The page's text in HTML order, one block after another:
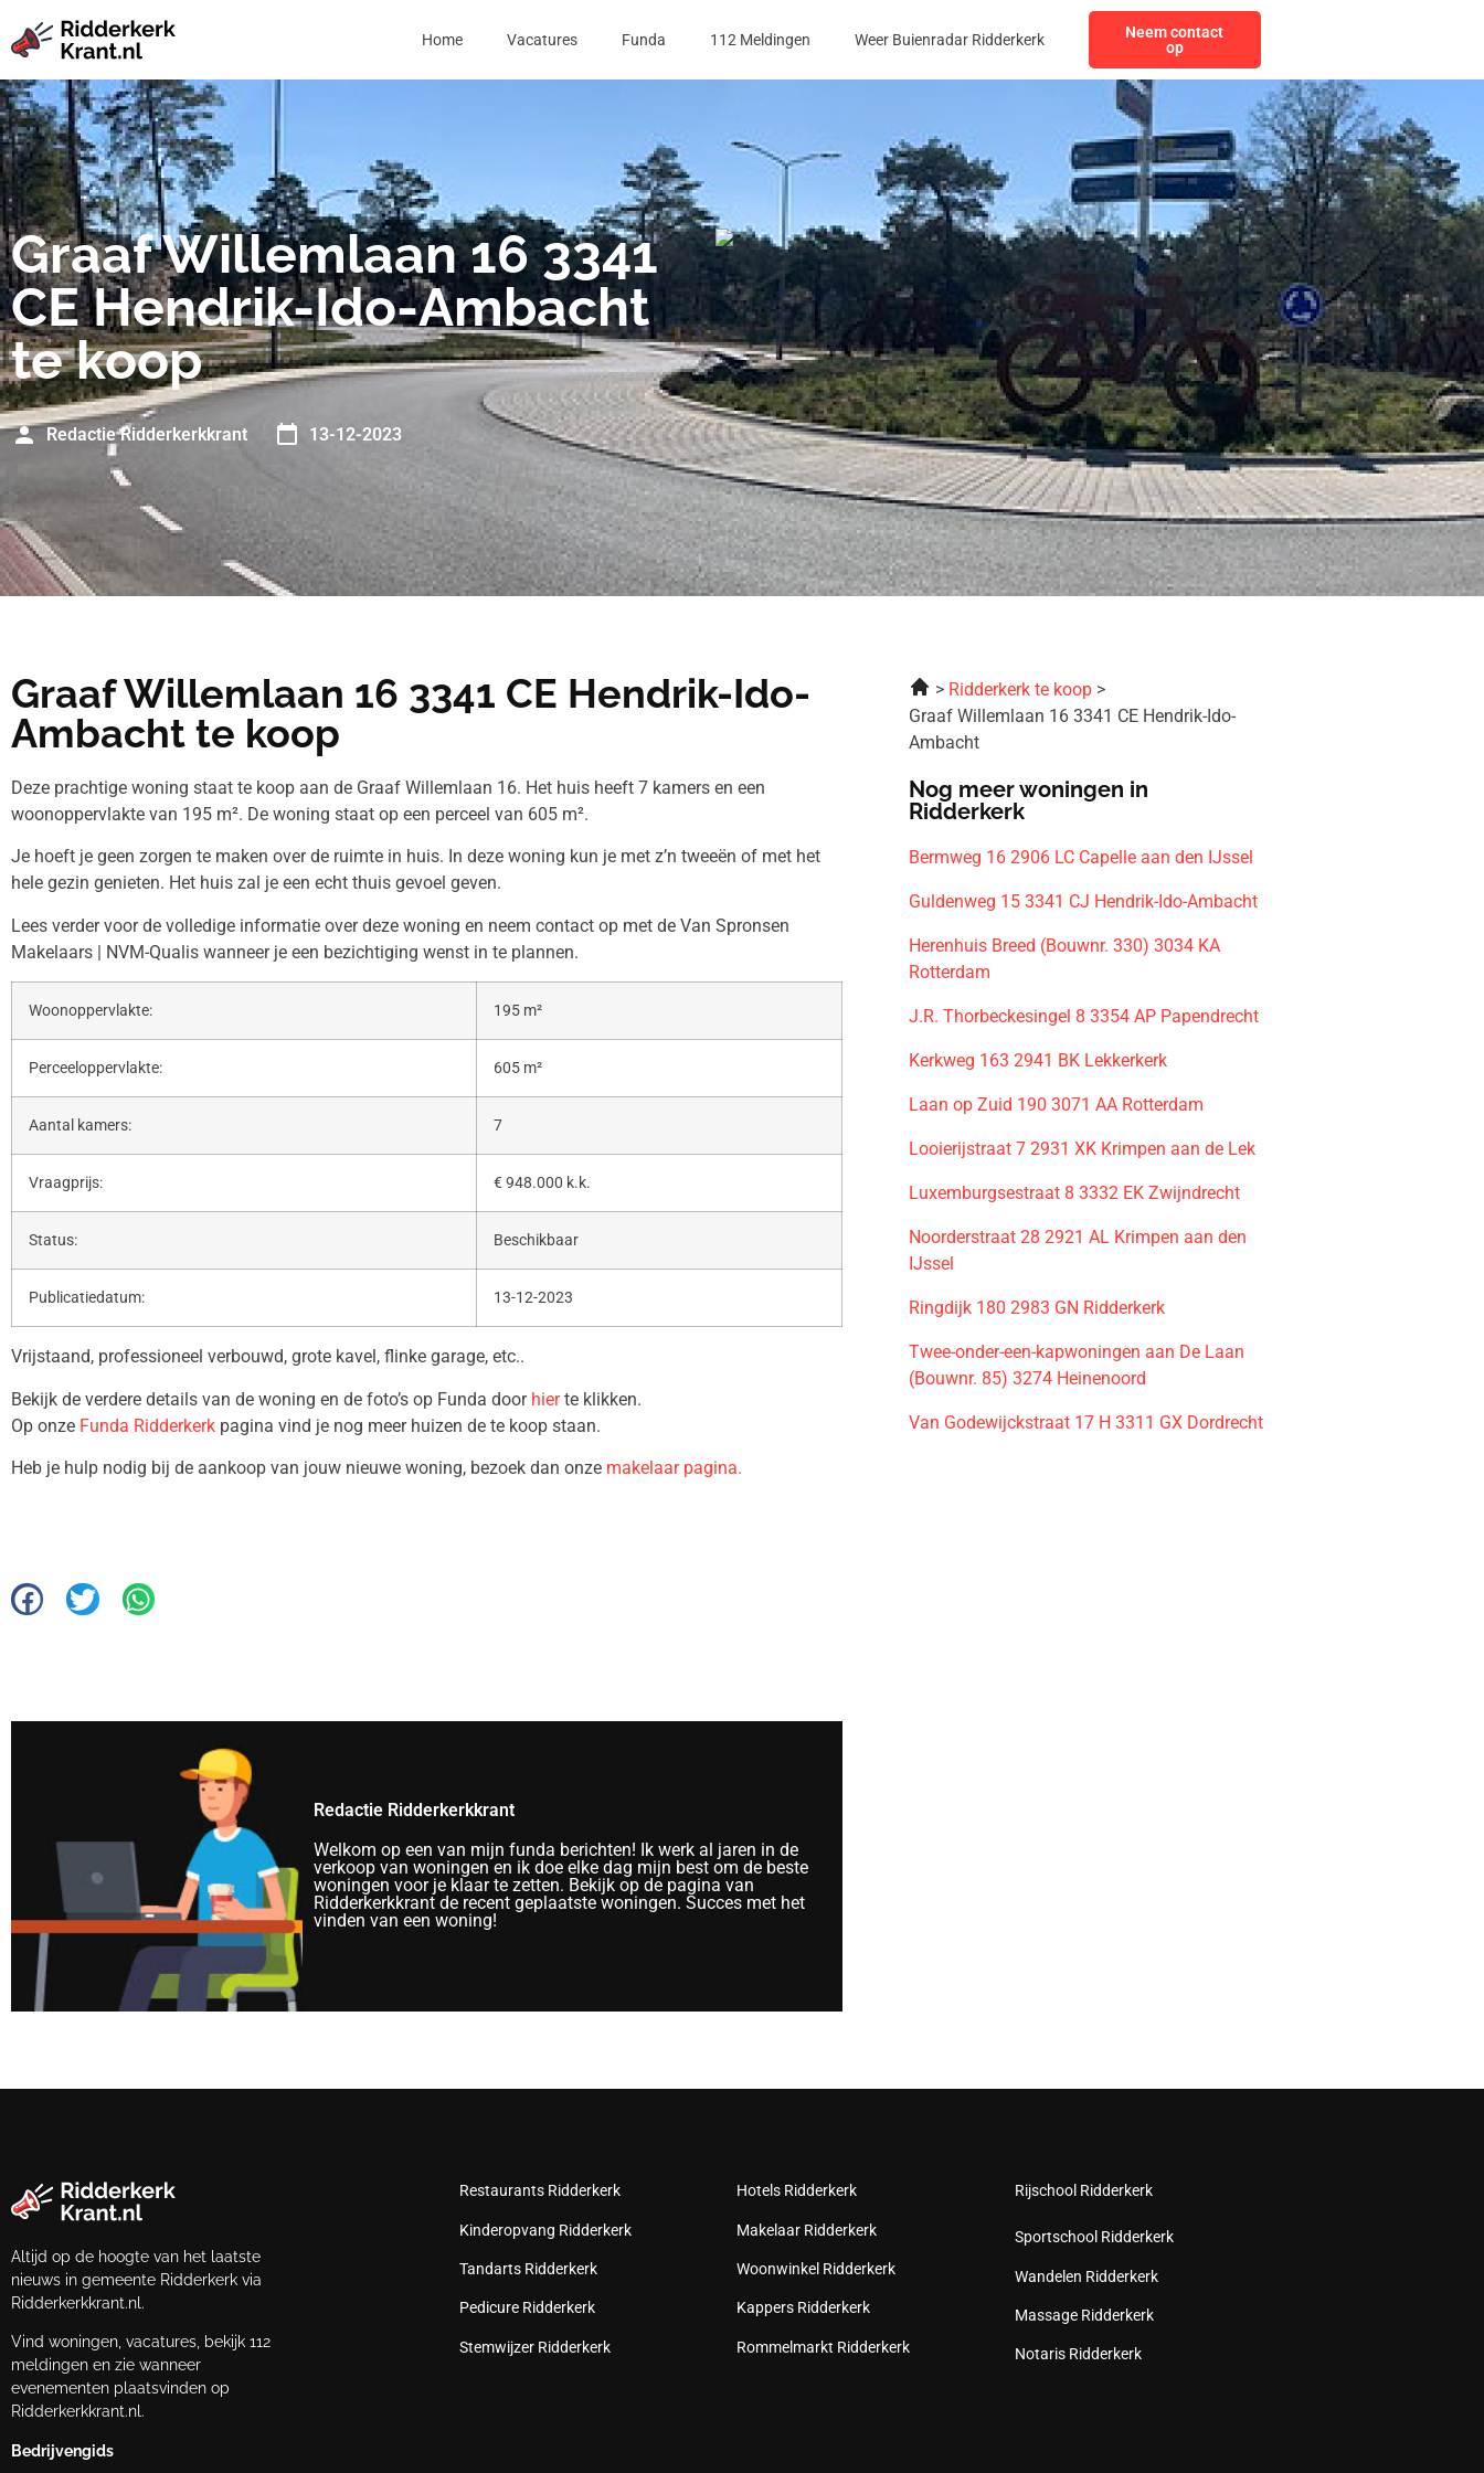
Home Vacatures Funda 112 Meldingen Weer Buienradar Ridderkerk
Neem contact
op
Graaf Willemlaan 16 3341
CE Hendrik-Ido-Ambacht
te koop
Redactie Ridderkerkkrant 13-12-2023
Graaf Willemlaan 16 3341 CE Hendrik-Ido-
Ambacht te koop
Deze prachtige woning staat te koop aan de Graaf Willemlaan 16. Het huis heeft 7 kamers en een
woonoppervlakte van 195 m². De woning staat op een perceel van 605 m².
Je hoeft je geen zorgen te maken over de ruimte in huis. In deze woning kun je met z’n tweeën of met het
hele gezin genieten. Het huis zal je een echt thuis gevoel geven.
Lees verder voor de volledige informatie over deze woning en neem contact op met de Van Spronsen
Makelaars | NVM-Qualis wanneer je een bezichtiging wenst in te plannen.
Woonoppervlakte: 195 m²
Perceeloppervlakte: 605 m²
Aantal kamers: 7
Vraagprijs: € 948.000 k.k.
Status: Beschikbaar
Publicatiedatum: 13-12-2023
Vrijstaand, professioneel verbouwd, grote kavel, flinke garage, etc..
Bekijk de verdere details van de woning en de foto’s op Funda door hierte klikken.
Op onze Funda Ridderkerk pagina vind je nog meer huizen de te koop staan.
Heb je hulp nodig bij de aankoop van jouw nieuwe woning, bezoek dan onze makelaar pagina.
Redactie Ridderkerkkrant
Welkom op een van mijn funda berichten! Ik werk al jaren in de
verkoop van woningen en ik doe elke dag mijn best om de beste
woningen voor je klaar te zetten. Bekijk op de pagina van
Ridderkerkkrant de recent geplaatste woningen. Succes met het
vinden van een woning!
Ridderkerk te koop
Graaf Willemlaan 16 3341 CE Hendrik-Ido-
Ambacht
Nog meer woningen in
Ridderkerk
Bermweg 16 2906 LC Capelle aan den IJssel
Guldenweg 15 3341 CJ Hendrik-Ido-Ambacht
Herenhuis Breed (Bouwnr. 330) 3034 KA
Rotterdam
J.R. Thorbeckesingel 8 3354 AP Papendrecht
Kerkweg 163 2941 BK Lekkerkerk
Laan op Zuid 190 3071 AA Rotterdam
Looierijstraat 7 2931 XK Krimpen aan de Lek
Luxemburgsestraat 8 3332 EK Zwijndrecht
Noorderstraat 28 2921 AL Krimpen aan den
IJssel
Ringdijk 180 2983 GN Ridderkerk
Twee-onder-een-kapwoningen aan De Laan
(Bouwnr. 85) 3274 Heinenoord
Van Godewijckstraat 17 H 3311 GX Dordrecht
Altijd op de hoogte van het laatste
nieuws in gemeente Ridderkerk via
Ridderkerkkrant.nl.
Vind woningen, vacatures, bekijk 112
meldingen en zie wanneer
evenementen plaatsvinden op
Ridderkerkkrant.nl.
Bedrijvengids
Restaurants Ridderkerk
Kinderopvang Ridderkerk
Tandarts Ridderkerk
Pedicure Ridderkerk
Stemwijzer Ridderkerk
Hotels Ridderkerk
Makelaar Ridderkerk
Woonwinkel Ridderkerk
Kappers Ridderkerk
Rommelmarkt Ridderkerk
Rijschool Ridderkerk
Sportschool Ridderkerk
Wandelen Ridderkerk
Massage Ridderkerk
Notaris Ridderkerk